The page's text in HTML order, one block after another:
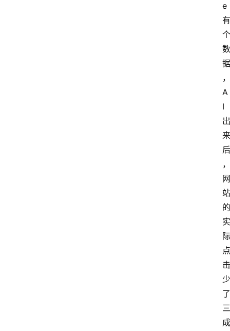
e
有
个
数
据
，
A
I
出
来
后
，
网
站
的
实
际
点
击
少
了
三
成